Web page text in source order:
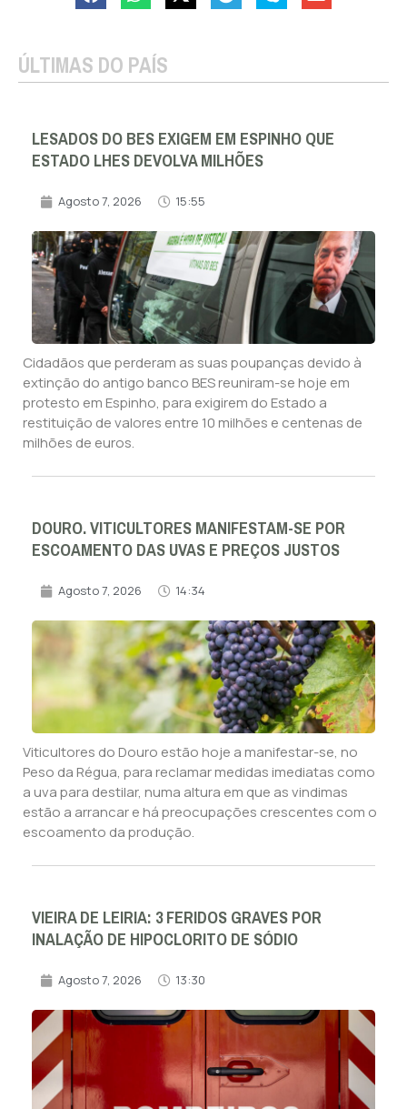
ÚLTIMAS DO PAÍS
LESADOS DO BES EXIGEM EM ESPINHO QUE
ESTADO LHES DEVOLVA MILHÕES
Agosto 7, 2026 15:55
Cidadãos que perderam as suas poupanças devido à
extinção do antigo banco BES reuniram-se hoje em
protesto em Espinho, para exigirem do Estado a
restituição de valores entre 10 milhões e centenas de
milhões de euros.
DOURO. VITICULTORES MANIFESTAM-SE POR
ESCOAMENTO DAS UVAS E PREÇOS JUSTOS
Agosto 7, 2026 14:34
Viticultores do Douro estão hoje a manifestar-se, no
Peso da Régua, para reclamar medidas imediatas como
a uva para destilar, numa altura em que as vindimas
estão a arrancar e há preocupações crescentes com o
escoamento da produção.
VIEIRA DE LEIRIA: 3 FERIDOS GRAVES POR
INALAÇÃO DE HIPOCLORITO DE SÓDIO
Agosto 7, 2026 13:30